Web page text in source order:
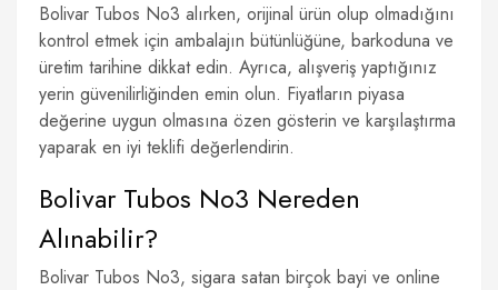
Bolivar Tubos No3 alırken, orijinal ürün olup olmadığını
kontrol etmek için ambalajın bütünlüğüne, barkoduna ve
üretim tarihine dikkat edin. Ayrıca, alışveriş yaptığınız
yerin güvenilirliğinden emin olun. Fiyatların piyasa
değerine uygun olmasına özen gösterin ve karşılaştırma
yaparak en iyi teklifi değerlendirin.
Bolivar Tubos No3 Nereden
Alınabilir?
Bolivar Tubos No3, sigara satan birçok bayi ve online